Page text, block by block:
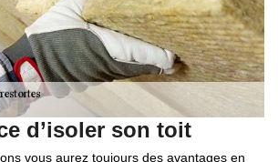
d’isoler son toit
vous aurez toujours des avantages en